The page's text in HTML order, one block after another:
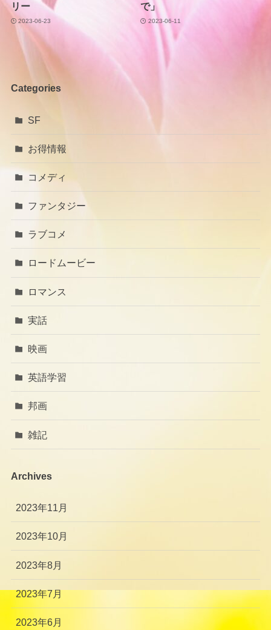
リー
2023-06-23
で」
2023-06-11
Categories
SF
お得情報
コメディ
ファンタジー
ラブコメ
ロードムービー
ロマンス
実話
映画
英語学習
邦画
雑記
Archives
2023年11月
2023年10月
2023年8月
2023年7月
2023年6月